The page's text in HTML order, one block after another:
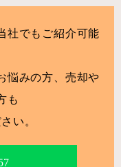
社でもご紹介可能
悩みの方、売却や
も
い。